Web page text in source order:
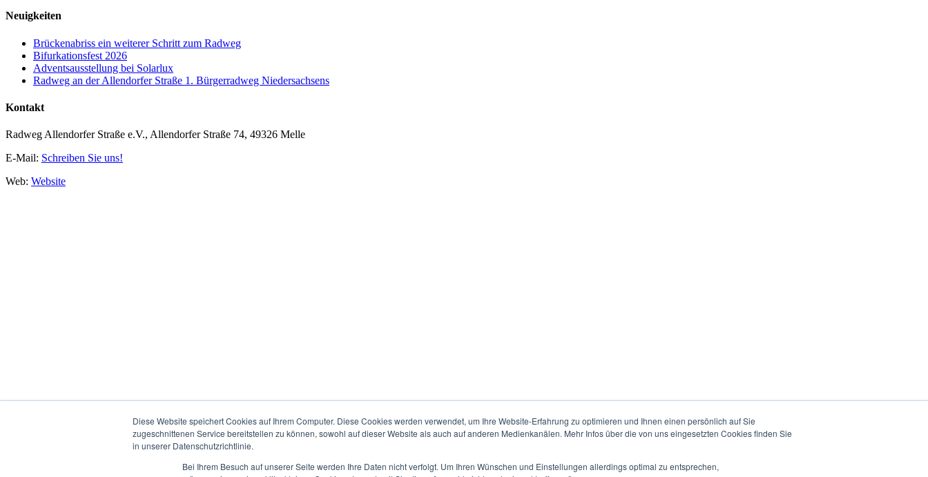
Diese Website speichert Cookies auf Ihrem Computer. Diese Cookies werden verwendet, um Ihre Website-Erfahrung zu optimieren und Ihnen einen persönlich auf Sie
zugeschnittenen Service bereitstellen zu können, sowohl auf dieser Website als auch auf anderen Medienkanälen. Mehr Infos über die von uns eingesetzten Cookies finden Sie
in unserer Datenschutzrichtlinie.
Bei Ihrem Besuch auf unserer Seite werden Ihre Daten nicht verfolgt. Um Ihren Wünschen und Einstellungen allerdings optimal zu entsprechen,
Neuigkeiten
Brückenabriss ein weiterer Schritt zum Radweg
Bifurkationsfest 2026
Adventsausstellung bei Solarlux
Radweg an der Allendorfer Straße 1. Bürgerradweg Niedersachsens
Kontakt
Radweg Allendorfer Straße e.V., Allendorfer Straße 74, 49326 Melle
E-Mail: Schreiben Sie uns!
Web: Website